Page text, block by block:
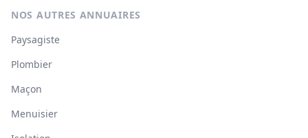
NOS AUTRES ANNUAIRES
Paysagiste
Plombier
Maçon
Menuisier